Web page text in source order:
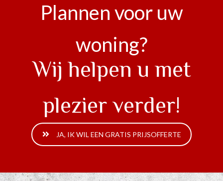
Plannen voor uw
woning?
Wij helpen u met
plezier verder!
JA, IK WIL EEN GRATIS PRIJSOFFERTE